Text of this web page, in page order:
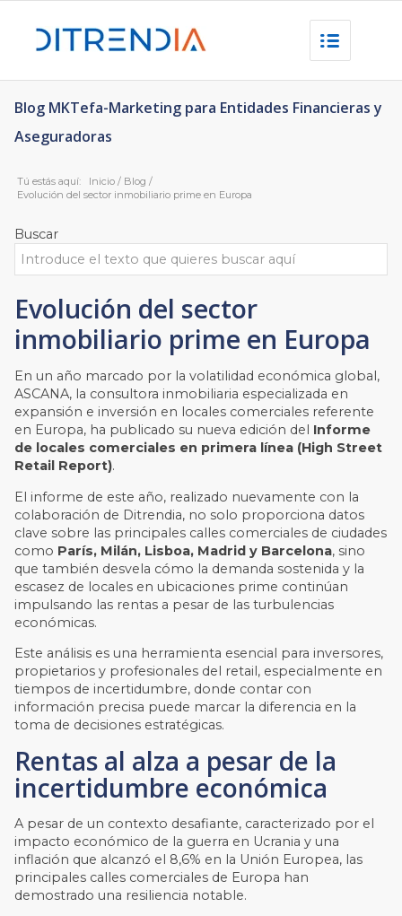
Blog MKTefa-Marketing para Entidades Financieras y
Aseguradoras
Tú estás aquí: Inicio / Blog /
Evolución del sector inmobiliario prime en Europa
Buscar
Evolución del sector
inmobiliario prime en Europa
En un año marcado por la volatilidad económica global,
ASCANA, la consultora inmobiliaria especializada en
expansión e inversión en locales comerciales referente
en Europa, ha publicado su nueva edición del Informe
de locales comerciales en primera línea (High Street
Retail Report).
El informe de este año, realizado nuevamente con la
colaboración de Ditrendia, no solo proporciona datos
clave sobre las principales calles comerciales de ciudades
como París, Milán, Lisboa, Madrid y Barcelona, sino
que también desvela cómo la demanda sostenida y la
escasez de locales en ubicaciones prime continúan
impulsando las rentas a pesar de las turbulencias
económicas.
Este análisis es una herramienta esencial para inversores,
propietarios y profesionales del retail, especialmente en
tiempos de incertidumbre, donde contar con
información precisa puede marcar la diferencia en la
toma de decisiones estratégicas.
Rentas al alza a pesar de la
incertidumbre económica
A pesar de un contexto desafiante, caracterizado por el
impacto económico de la guerra en Ucrania y una
inflación que alcanzó el 8,6% en la Unión Europea, las
principales calles comerciales de Europa han
demostrado una resiliencia notable.